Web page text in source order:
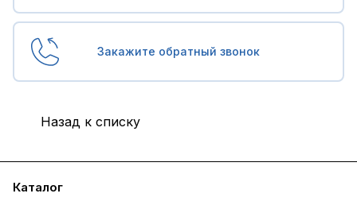
Закажите обратный звонок
Назад к списку
Каталог